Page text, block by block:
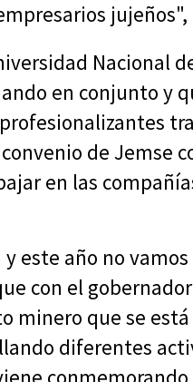
jujeños",
Nacional
en conjunto y
de Jemse
en las
este año no
con el
minero que se
diferentes